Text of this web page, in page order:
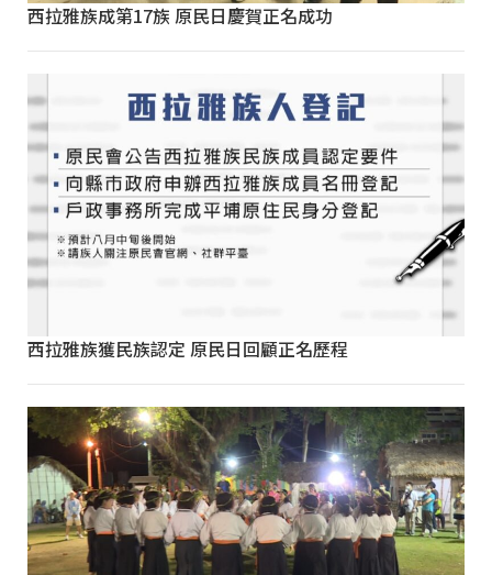
西拉雅族成第17族 原民日慶賀正名成功
西拉雅族獲民族認定 原民日回顧正名歷程